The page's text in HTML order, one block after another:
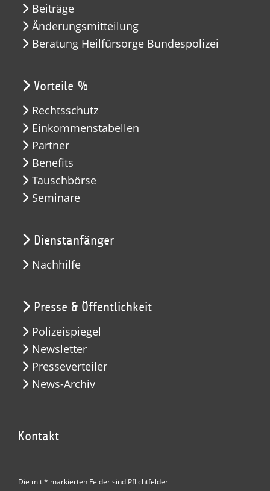
Beiträge
Änderungsmitteilung
Beratung Heilfürsorge Bundespolizei
Vorteile %
Rechtsschutz
Einkommenstabellen
Partner
Benefits
Tauschbörse
Seminare
Dienstanfänger
Nachhilfe
Presse & Öffentlichkeit
Polizeispiegel
Newsletter
Presseverteiler
News-Archiv
Kontakt
Die mit * markierten Felder sind Pflichtfelder